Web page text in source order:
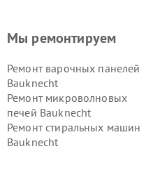
Мы ремонтируем
Ремонт варочных панелей
Bauknecht
Ремонт микроволновых
печей Bauknecht
Ремонт стиральных машин
Bauknecht